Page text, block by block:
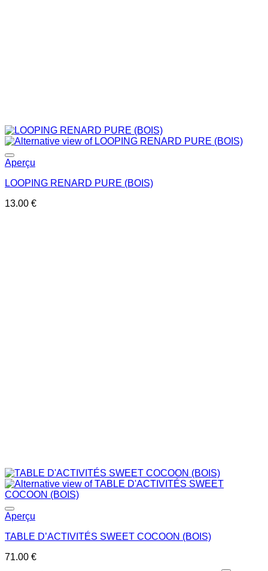
Aperçu
LOOPING RENARD PURE (BOIS)
13.00 €
Aperçu
TABLE D’ACTIVITÉS SWEET COCOON (BOIS)
71.00 €